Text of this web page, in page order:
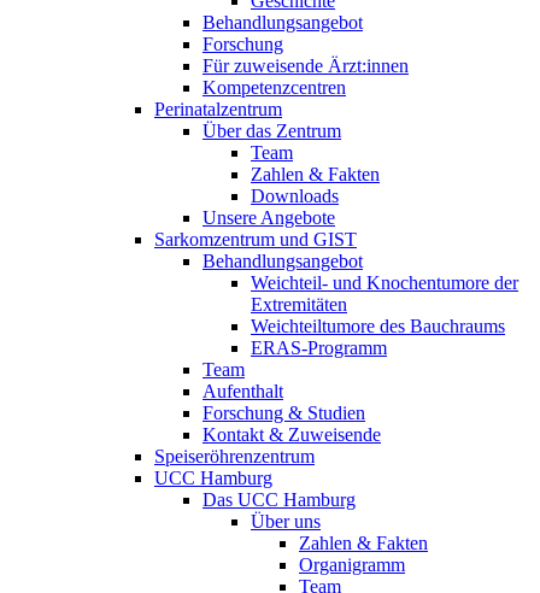
Behandlungsangebot
Forschung
Für zuweisende Ärzt:innen
Kompetenzcentren
Perinatalzentrum
Über das Zentrum
Team
Zahlen & Fakten
Downloads
Unsere Angebote
Sarkomzentrum und GIST
Behandlungsangebot
Weichteil- und Knochentumore der
Extremitäten
Weichteiltumore des Bauchraums
ERAS-Programm
Team
Aufenthalt
Forschung & Studien
Kontakt & Zuweisende
Speiseröhrenzentrum
UCC Hamburg
Das UCC Hamburg
Über uns
Zahlen & Fakten
Organigramm
Team